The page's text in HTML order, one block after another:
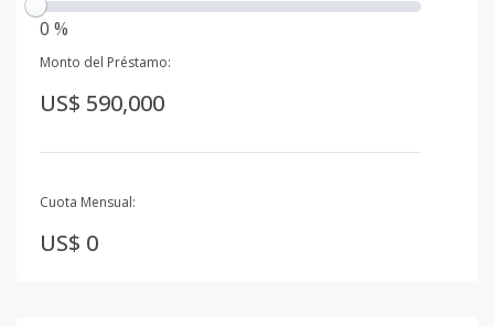
0 %
Monto del Préstamo:
US$ 590,000
Cuota Mensual:
US$ 0